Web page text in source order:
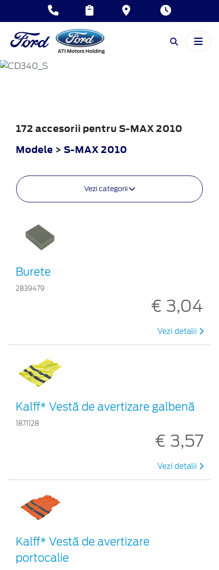
S-MAX
172 accesorii pentru S-MAX 2010
Modele > S-MAX 2010
Vezi categorii
Burete
2839479
€ 3,04
Vezi detalii
Kalff* Vestă de avertizare galbenă
1871128
€ 3,57
Vezi detalii
Kalff* Vestă de avertizare
portocalie